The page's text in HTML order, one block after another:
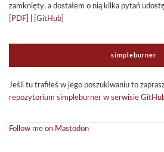
zamknięty, a dosta­łem o nią kilka pytań
PDF GitHub
sim­ple­bur­ner
Jeśli tu tra­fi­łeś w jego poszu­ki­wa­niu to
repo­zy­to­rium sim­ple­bur­ner w ser­wi­sie
Follow me on Mastodon